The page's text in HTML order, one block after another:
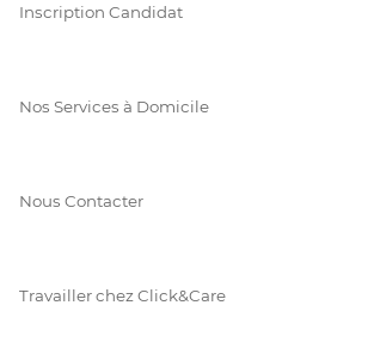
Inscription Candidat
Nos Services à Domicile
Nous Contacter
Travailler chez Click&Care